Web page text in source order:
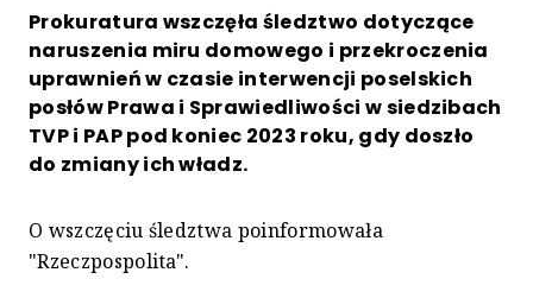
Prokuratura wszczęła śledztwo dotyczące
naruszenia miru domowego i przekroczenia
uprawnień w czasie interwencji poselskich
posłów Prawa i Sprawiedliwości w siedzibach
TVP i PAP pod koniec 2023 roku, gdy doszło
do zmiany ich władz.
O wszczęciu śledztwa poinformowała
"Rzeczpospolita".